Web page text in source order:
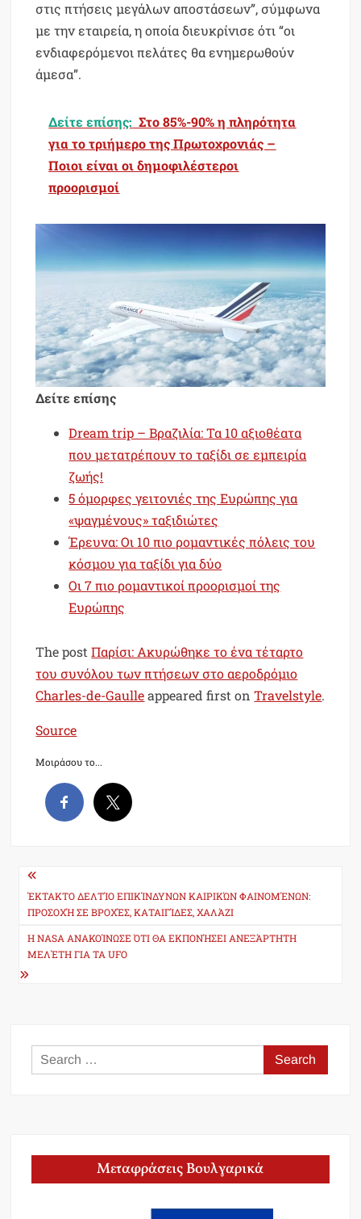
στις πτήσεις μεγάλων αποστάσεων”, σύμφωνα
με την εταιρεία, η οποία διευκρίνισε ότι “οι
ενδιαφερόμενοι πελάτες θα ενημερωθούν
άμεσα”.
Δείτε επίσης: Στο 85%-90% η πληρότητα
για το τριήμερο της Πρωτοχρονιάς –
Ποιοι είναι οι δημοφιλέστεροι
προορισμοί
Δείτε επίσης
Dream trip – Βραζιλία: Τα 10 αξιοθέατα
που μετατρέπουν το ταξίδι σε εμπειρία
ζωής!
5 όμορφες γειτονιές της Ευρώπης για
«ψαγμένους» ταξιδιώτες
Έρευνα: Οι 10 πιο ρομαντικές πόλεις του
κόσμου για ταξίδι για δύο
Οι 7 πιο ρομαντικοί προορισμοί της
Ευρώπης
The postΠαρίσι: Ακυρώθηκε το ένα τέταρτο
του συνόλου των πτήσεων στο αεροδρόμιο
Charles-de-Gaulleappeared first onTravelstyle.
Source
Μοιράσου το...
Post
navigation
ΈΚΤΑΚΤΟ ΔΕΛΤΊΟ ΕΠΙΚΊΝΔΥΝΩΝ ΚΑΙΡΙΚΏΝ ΦΑΙΝΟΜΈΝΩΝ:
ΠΡΟΣΟΧΉ ΣΕ ΒΡΟΧΈΣ, ΚΑΤΑΙΓΊΔΕΣ, ΧΑΛΆΖΙ
Η NASA ΑΝΑΚΟΊΝΩΣΕ ΌΤΙ ΘΑ ΕΚΠΟΝΉΣΕΙ ΑΝΕΞΆΡΤΗΤΗ
ΜΕΛΈΤΗ ΓΙΑ ΤΑ UFO
Search
for:
Μεταφράσεις Βουλγαρικά